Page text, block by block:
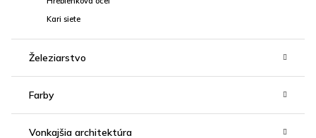
Kari siete
Železiarstvo
Farby
Vonkajšia architektúra